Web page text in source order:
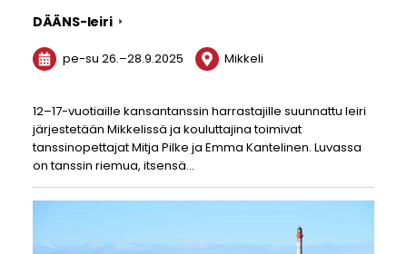
DÄÄNS-leiri
pe-su 26.–28.9.2025 Mikkeli
12–17-vuotiaille kansantanssin harrastajille suunnattu leiri
järjestetään Mikkelissä ja kouluttajina toimivat
tanssinopettajat Mitja Pilke ja Emma Kantelinen. Luvassa
on tanssin riemua, itsensä…